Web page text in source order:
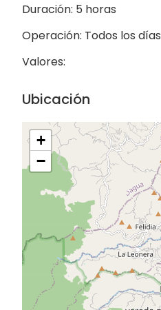
Duración: 5 horas
Operación: Todos los días
Valores:
Ubicación
+
−